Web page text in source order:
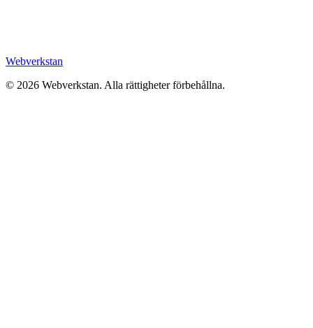
Webverkstan
© 2026 Webverkstan. Alla rättigheter förbehållna.